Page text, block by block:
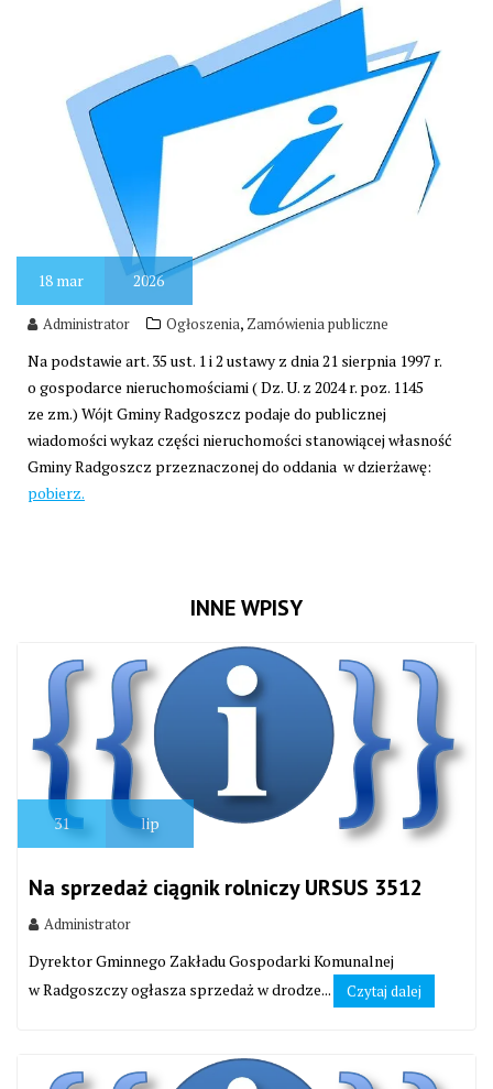
18 mar 2026
Administrator Ogłoszenia, Zamówienia publiczne
Na podstawie art. 35 ust. 1 i 2 ustawy z dnia 21 sierpnia 1997 r.
o gospodarce nieruchomościami ( Dz. U. z 2024 r. poz. 1145
ze zm.) Wójt Gminy Radgoszcz podaje do publicznej
wiadomości wykaz części nieruchomości stanowiącej własność
Gminy Radgoszcz przeznaczonej do oddania w dzierżawę:
pobierz.
INNE WPISY
31 lip
Na sprzedaż ciągnik rolniczy URSUS 3512
Administrator
Dyrektor Gminnego Zakładu Gospodarki Komunalnej
w Radgoszczy ogłasza sprzedaż w drodze...
Czytaj dalej